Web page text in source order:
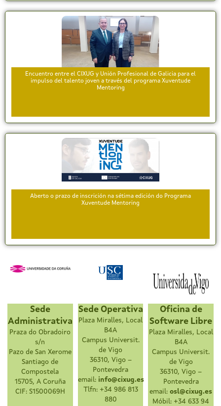
Encuentro entre el CIXUG y Unión Profesional de Galicia para el
impulso del talento joven a través del programa Xuventude
Mentoring
Aberto o prazo de inscrición na sétima edición do Programa
Xuventude Mentoring
Sede
Administrativa
Praza do Obradoiro
s/n
Pazo de San Xerome
Santiago de
Compostela
15705, A Coruña
CIF: S1500069H
Sede Operativa
Plaza Miralles, Local
B4A
Campus Universit.
de Vigo
36310, Vigo –
Pontevedra
email: info@cixug.es
Tlfn: +34 986 813
880
Oficina de
Software Libre
Plaza Miralles, Local
B4A
Campus Universit.
de Vigo
36310, Vigo –
Pontevedra
email:osl@cixug.es
Móbil: +34 633 94